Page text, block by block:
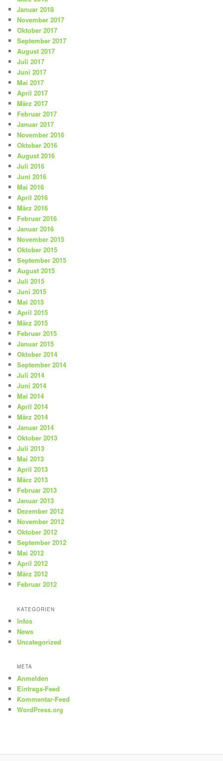
Januar 2018
November 2017
Oktober 2017
September 2017
August 2017
Juli 2017
Juni 2017
Mai 2017
April 2017
März 2017
Februar 2017
Januar 2017
November 2016
Oktober 2016
August 2016
Juli 2016
Juni 2016
Mai 2016
April 2016
März 2016
Februar 2016
Januar 2016
November 2015
Oktober 2015
September 2015
August 2015
Juli 2015
Juni 2015
Mai 2015
April 2015
März 2015
Februar 2015
Januar 2015
Oktober 2014
September 2014
Juli 2014
Juni 2014
Mai 2014
April 2014
März 2014
Januar 2014
Oktober 2013
Juli 2013
Mai 2013
April 2013
März 2013
Februar 2013
Januar 2013
Dezember 2012
November 2012
Oktober 2012
September 2012
Mai 2012
April 2012
März 2012
Februar 2012
KATEGORIEN
Infos
News
Uncategorized
META
Anmelden
Eintrags-Feed
Kommentar-Feed
WordPress.org